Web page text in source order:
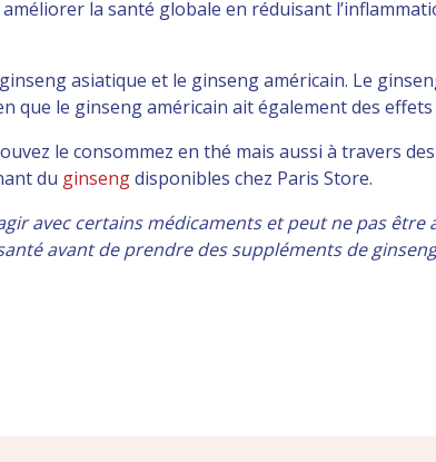
la santé globale en réduisant
asiatique et le ginseng américain. Le
que le ginseng américain ait également des
le consommez en thé mais aussi à travers
du ginsengdisponibles chez Paris Store.
avec certains médicaments et peut ne pas
avant de prendre des suppléments de